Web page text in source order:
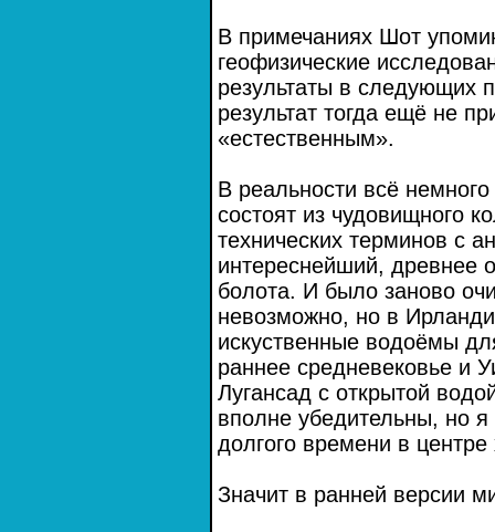
В примечаниях Шот
геофизические
результаты в следующих
результат тогда ещё не
«естественным».
В реальности всё
состоят из чудовищного
технических терминов с
интереснейший, древнее
болота. И было заново
невозможно, но в
искуственные водоёмы
раннее средневековье и
Лугансад с открытой
вполне убедительны, но
долгого времени в
Значит в ранней версии